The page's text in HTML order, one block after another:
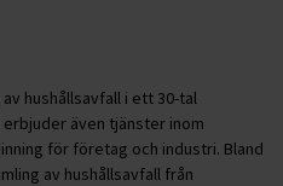
hushållsavfall i ett 30-tal
även tjänster inom
för företag och industri. Bland
av hushållsavfall från